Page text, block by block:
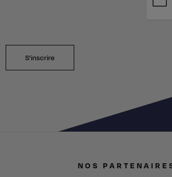
S'inscrire
NOS